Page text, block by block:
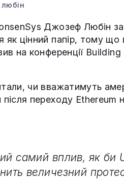
Джозеф Любін
як цінний папір, тому
на конференції
чи вважатимуть
після переходу
самий вплив, як би
величезний